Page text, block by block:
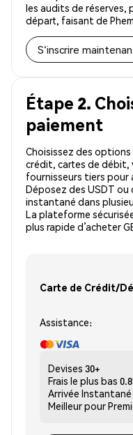
les audits de
départ, faisant de
S'inscrire
Étape 2.
paiement
Choisissez des
crédit, cartes de débit,
fournisseurs tiers
Déposez des USDT
instantané dans
La plateforme
plus rapide d’acheter
Carte de Crédit/
Assistance:
Devises 30+
Frais le plus bas
Arrivée Instantané
Meilleur pour